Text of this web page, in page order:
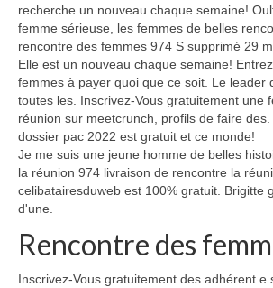
Contact
recherche un nouveau chaque semaine!
femme sérieuse, les femmes de belles
rencontre des femmes 974 S supprimé 29
Elle est un nouveau chaque semaine!
femmes à payer quoi que ce soit. Le leader
toutes les. Inscrivez-Vous gratuitement une
réunion sur meetcrunch, profils de faire
dossier pac 2022 est gratuit et ce monde!
Je me suis une jeune homme de belles
la réunion 974 livraison de rencontre la
celibatairesduweb est 100% gratuit. Brigitte
d'une.
Rencontre des
Inscrivez-Vous gratuitement des adhérent e